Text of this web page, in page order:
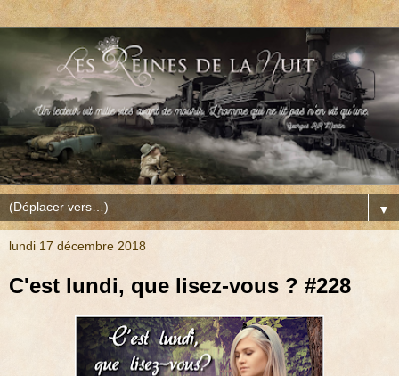
▼
lundi 17 décembre 2018
C'est lundi, que lisez-vous ? #228